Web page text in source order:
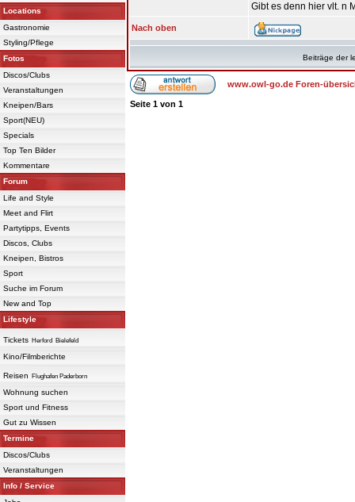
Locations
Gastronomie
Styling/Pflege
Fotos
Discos/Clubs
Veranstaltungen
Kneipen/Bars
Sport(NEU)
Specials
Top Ten Bilder
Kommentare
Forum
Life and Style
Meet and Flirt
Partytipps, Events
Discos, Clubs
Kneipen, Bistros
Sport
Suche im Forum
New and Top
Lifestyle
Tickets Herford Bielefeld
Kino/Filmberichte
Reisen Flughafen Paderborn
Wohnung suchen
Sport und Fitness
Gut zu Wissen
Termine
Discos/Clubs
Veranstaltungen
Info / Service
Gibt es denn hier vlt. n
Nach oben
Beiträge der
www.owl-go.de Foren-
Seite 1 von 1